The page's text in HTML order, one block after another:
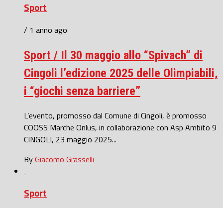
Sport
/ 1 anno ago
Sport / Il 30 maggio allo “Spivach” di
Cingoli l’edizione 2025 delle Olimpiabili,
i “giochi senza barriere”
L’evento, promosso dal Comune di Cingoli, è promosso
COOSS Marche Onlus, in collaborazione con Asp Ambito 9
CINGOLI, 23 maggio 2025...
ByGiacomo Grasselli
Sport